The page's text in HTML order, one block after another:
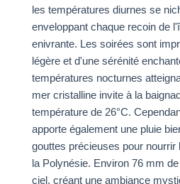
les températures diurnes se
enveloppant chaque recoin de
enivrante. Les soirées sont
légère et d'une sérénité
températures nocturnes
mer cristalline invite à la
température de 26°C.
apporte également une pluie
gouttes précieuses pour nourrir
la Polynésie. Environ 76 mm
ciel, créant une ambiance